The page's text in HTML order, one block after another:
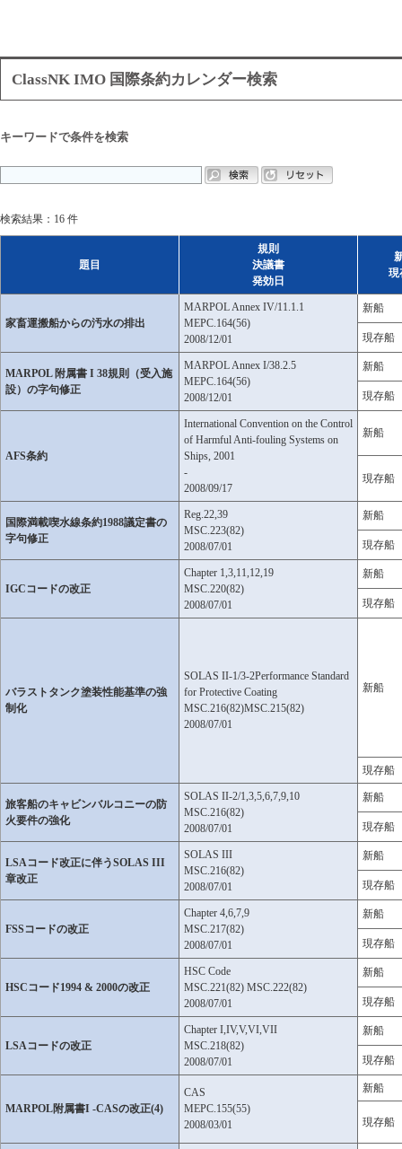
ClassNK IMO 国際条約カレンダー検索
キーワードで条件を検索
検索結果：16 件
題目
規則
決議書
発効日
現
家畜運搬船からの汚水の排出
MARPOL Annex IV/11.1.1
MEPC.164(56)
2008/12/01
新船
現存船
MARPOL 附属書 I 38規則（受入施
設）の字句修正
MARPOL Annex I/38.2.5
MEPC.164(56)
2008/12/01
新船
現存船
AFS条約
International Convention on the Control
of Harmful Anti-fouling Systems on
Ships, 2001
-
2008/09/17
新船
現存船
国際満載喫水線条約1988議定書の
字句修正
Reg.22,39
MSC.223(82)
2008/07/01
新船
現存船
IGCコードの改正
Chapter 1,3,11,12,19
MSC.220(82)
2008/07/01
新船
現存船
バラストタンク塗装性能基準の強
制化
SOLAS II-1/3-2Performance Standard
for Protective Coating
MSC.216(82)MSC.215(82)
2008/07/01
新船
現存船
旅客船のキャビンバルコニーの防
火要件の強化
SOLAS II-2/1,3,5,6,7,9,10
MSC.216(82)
2008/07/01
新船
現存船
LSAコード改正に伴うSOLAS III
章改正
SOLAS III
MSC.216(82)
2008/07/01
新船
現存船
FSSコードの改正
Chapter 4,6,7,9
MSC.217(82)
2008/07/01
新船
現存船
HSCコード1994 & 2000の改正
HSC Code
MSC.221(82) MSC.222(82)
2008/07/01
新船
現存船
LSAコードの改正
Chapter I,IV,V,VI,VII
MSC.218(82)
2008/07/01
新船
現存船
MARPOL附属書I -CASの改正(4)
CAS
MEPC.155(55)
2008/03/01
新船
現存船